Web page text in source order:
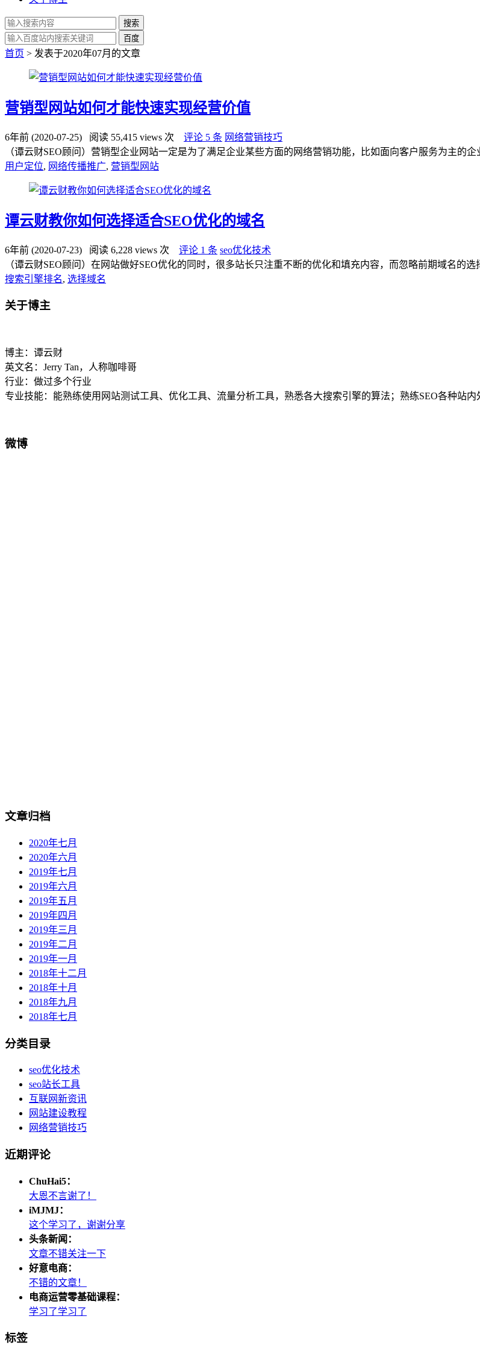
搜索
百度
首页 > 发表于2020年07月的文章
营销型网站如何才能快速实现经营价值
6年前 (2020-07-25) 阅读 55,415 views 次 评论 5 条 网络营销技巧
（谭云财SEO顾问）营销型企业网站一定是为了满足企业某些方面的网络营销功能，比如面向客户服务为主的
用户定位, 网络传播推广, 营销型网站
谭云财教你如何选择适合SEO优化的域名
6年前 (2020-07-23) 阅读 6,228 views 次 评论 1 条 seo优化技术
（谭云财SEO顾问）在网站做好SEO优化的同时，很多站长只注重不断的优化和填充内容，而忽略前期域名的
搜索引擎排名, 选择域名
关于博主
博主：谭云财
英文名：Jerry Tan，人称咖啡哥
行业：做过多个行业
专业技能：能熟练使用网站测试工具、优化工具、流量分析工具，熟悉各大搜索引擎的算法；熟练SEO各种站内
微博
文章归档
2020年七月
2020年六月
2019年七月
2019年六月
2019年五月
2019年四月
2019年三月
2019年二月
2019年一月
2018年十二月
2018年十月
2018年九月
2018年七月
分类目录
seo优化技术
seo站长工具
互联网新资讯
网站建设教程
网络营销技巧
近期评论
ChuHai5：
大恩不言谢了！
iMJMJ：
这个学习了，谢谢分享
头条新闻：
文章不错关注一下
好意电商：
不错的文章！
电商运营零基础课程：
学习了学习了
标签